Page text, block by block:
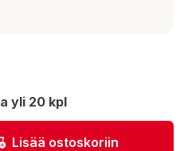
yli 20 kpl
Lisää ostoskoriin